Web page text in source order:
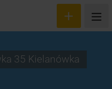
35 Kielanówka